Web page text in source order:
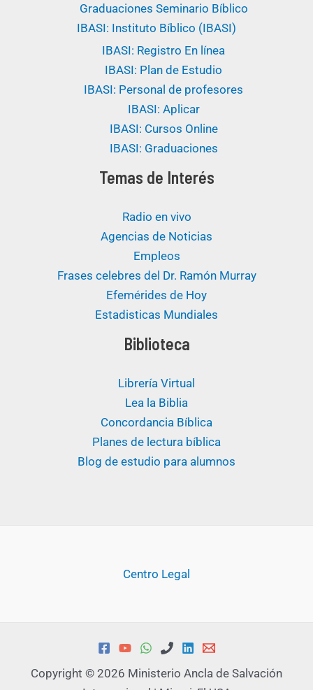
Graduaciones Seminario Bíblico
IBASI: Instituto Bíblico (IBASI)
IBASI: Registro En línea
IBASI: Plan de Estudio
IBASI: Personal de profesores
IBASI: Aplicar
IBASI: Cursos Online
IBASI: Graduaciones
Temas de Interés
Radio en vivo
Agencias de Noticias
Empleos
Frases celebres del Dr. Ramón Murray
Efemérides de Hoy
Estadisticas Mundiales
Biblioteca
Librería Virtual
Lea la Biblia
Concordancia Bíblica
Planes de lectura bíblica
Blog de estudio para alumnos
Centro Legal
Copyright © 2026 Ministerio Ancla de Salvación